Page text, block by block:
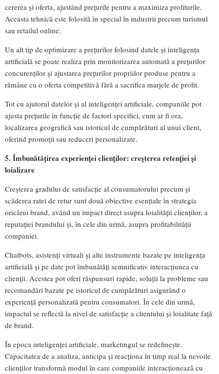
cererea și oferta, ajustând prețurile pentru a maximiza profiturile.
Aceasta tehnică este folosită în special în industrii precum turismul
sau retailul online.
Un alt tip de optimizare a prețurilor folosind datele și inteligența
artificială se poate realiza prin monitorizarea automată a prețurilor
concurenților și ajustarea prețurilor propriilor produse pentru a
rămâne cu o oferta competitivă fără a sacrifica marjele de profit.
Tot cu ajutorul datelor și al inteligenței artificiale, companiile pot
ajusta prețurile în funcție de factori specifici, cum ar fi ora,
localizarea geografică sau istoricul de cumpărături al unui client,
oferind promoții sau reduceri personalizate.
5. Îmbunătățirea experienței clienților: creșterea retenției și
loializare
Creșterea gradului de satisfacție al consumatorului precum și
scăderea ratei de retur sunt două obiective esențiale în strategia
oricărui brand, având un impact direct asupra loialității clienților, a
reputației brandului și, în cele din urmă, asupra profitabilității
companiei.
Chatbots, asistenți virtuali și alte instrumente bazate pe inteligența
artificială și pe date pot îmbunătăți semnificativ interacțiunea cu
clienții. Acestea pot oferi răspunsuri rapide, soluții la probleme sau
recomandări bazate pe istoricul de cumpărături asigurând o
experiență personalizată pentru consumatori. În cele din urmă,
impactul se reflectă la nivel de satisfacție a clientului și loialitate față
de brand.
În epoca inteligenței artificiale, marketingul se redefinește.
Capacitatea de a analiza, anticipa și reacționa în timp real la nevoile
clienților transformă modul în care companiile interacționează cu